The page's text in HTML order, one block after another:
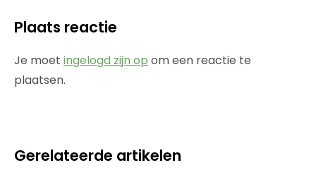
Plaats reactie
Je moet ingelogd zijn op om een reactie te
plaatsen.
Gerelateerde artikelen